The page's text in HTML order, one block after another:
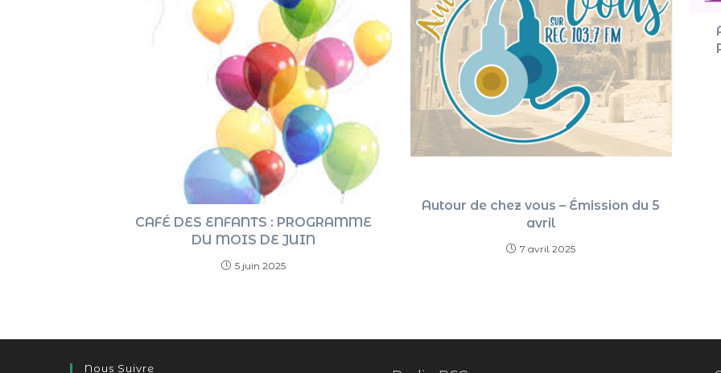
CAFÉ DES ENFANTS : PROGRAMME
DU MOIS DE JUIN
5 juin 2025
Autour de chez vous – Émission du 5
avril
7 avril 2025
Nous Suivre